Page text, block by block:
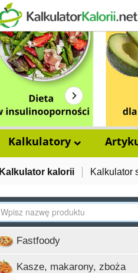
Kalkulatory
Kalkulator kalorii Kalkulator
Fastfoody
Wczytywanie
Kasze, makarony, zboża